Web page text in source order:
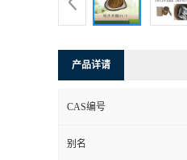
产品详请
CAS编号
别名